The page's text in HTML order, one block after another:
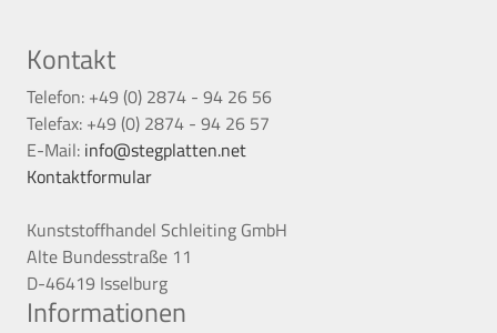
Kontakt
Telefon: +49 (0) 2874 - 94 26 56
Telefax: +49 (0) 2874 - 94 26 57
E-Mail: info@stegplatten.net
Kontaktformular
Kunststoffhandel Schleiting GmbH
Alte Bundesstraße 11
D-46419 Isselburg
Informationen